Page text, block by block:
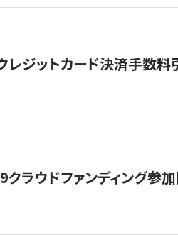
レジットカード決済手数料
ラウドファンディング参